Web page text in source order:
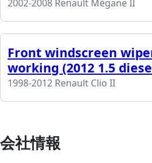
2002-2008 Renault Mégane II
Front windscreen
working (2012 1.5
1998-2012 Renault Clio II
会社情報